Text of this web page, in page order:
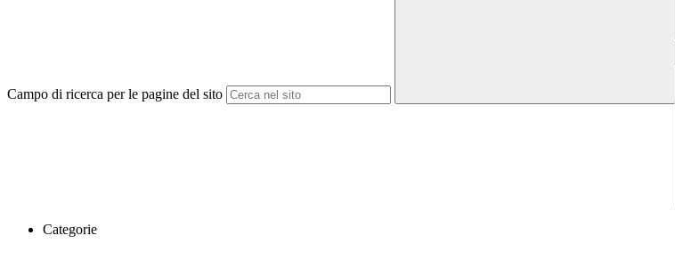
Campo di ricerca per le pagine del sito
Categorie